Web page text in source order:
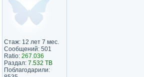
Стаж: 12 лет 7 мес.
Сообщений: 501
Ratio: 267.036
Раздал: 7.532 TB
Поблагодарили: